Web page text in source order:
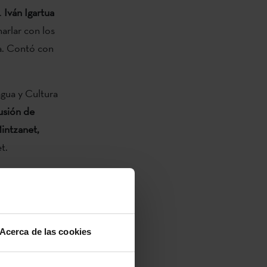
Acerca de las cookies
Iván Igartua
con los
Contó con
y Cultura
de
Iván